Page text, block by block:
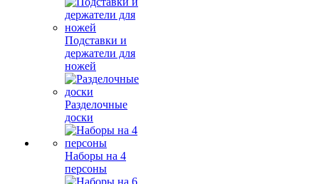
Подставки и
держатели для
ножей
Разделочные
доски
Наборы на 4
персоны